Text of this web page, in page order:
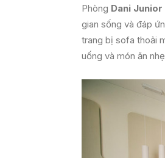
Phòng Dani
gian sống và đáp
trang bị sofa thoải
uống và món ăn